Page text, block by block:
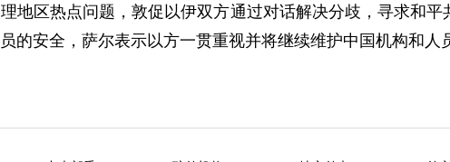
地区热点问题，敦促以伊双方通过对话解决分歧，寻求和
的安全，萨尔表示以方一贯重视并将继续维护中国机构和人